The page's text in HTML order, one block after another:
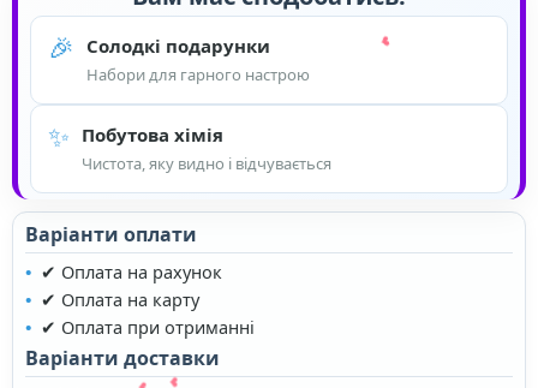
🎉 Солодкі подарунки
Набори для гарного настрою
✨ Побутова хімія
Чистота, яку видно і відчувається
Варіанти оплати
✔ Оплата на рахунок
✔ Оплата на карту
✔ Оплата при отриманні
Варіанти доставки